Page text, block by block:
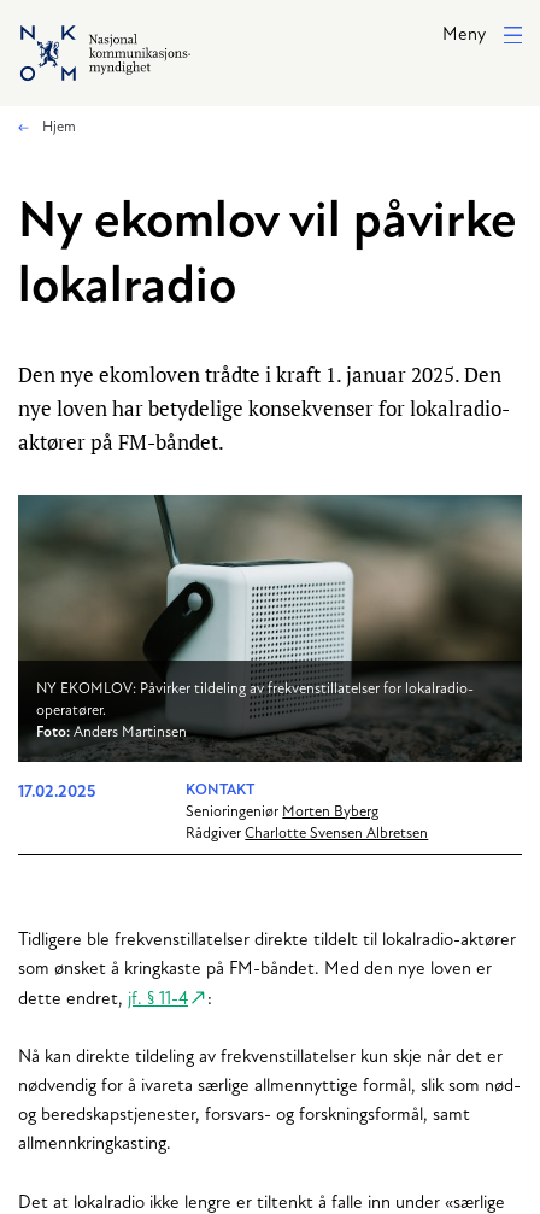
Hopp til hovedinnhold
Meny
Hjem
Ny ekomlov vil påvirke
lokalradio
Den nye ekomloven trådte i kraft 1. januar 2025. Den
nye loven har betydelige konsekvenser for lokalradio-
aktører på FM-båndet.
NY EKOMLOV: Påvirker tildeling av frekvenstillatelser for lokalradio-
operatører.
Foto:Anders Martinsen
17.02.2025
KONTAKT
Senioringeniør Morten Byberg
Rådgiver Charlotte Svensen Albretsen
Tidligere ble frekvenstillatelser direkte tildelt til lokalradio-aktører
som ønsket å kringkaste på FM-båndet. Med den nye loven er
dette endret, jf. § 11-4 :
Nå kan direkte tildeling av frekvenstillatelser kun skje når det er
nødvendig for å ivareta særlige allmennyttige formål, slik som nød-
og beredskapstjenester, forsvars- og forskningsformål, samt
allmennkringkasting.
Det at lokalradio ikke lengre er tiltenkt å falle inn under «særlige